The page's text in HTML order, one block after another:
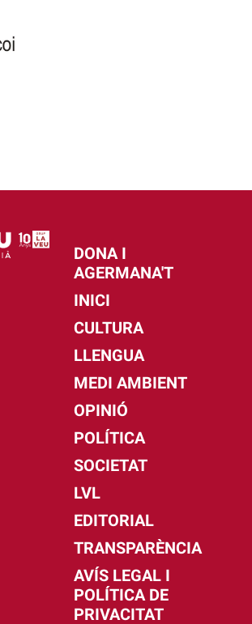
DONA I
AGERMANA'T
INICI
CULTURA
LLENGUA
MEDI AMBIENT
OPINIÓ
POLÍTICA
SOCIETAT
LVL
EDITORIAL
TRANSPARÈNCIA
AVÍS LEGAL I
POLÍTICA DE
PRIVACITAT